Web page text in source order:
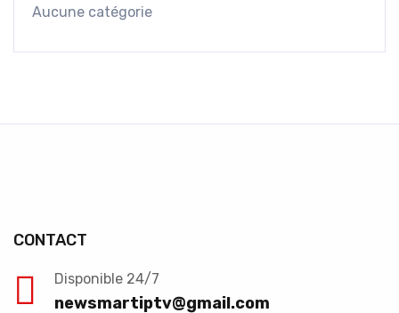
Aucune catégorie
CONTACT
Disponible 24/7
newsmartiptv@gmail.com